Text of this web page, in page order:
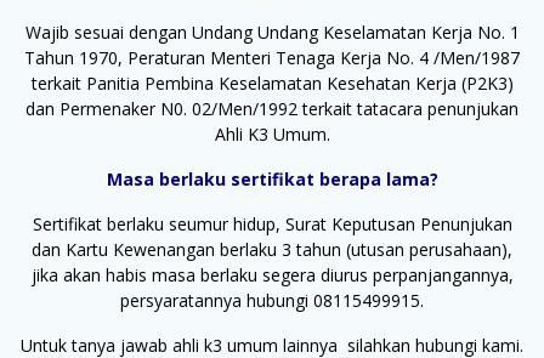
Wajib sesuai dengan Undang Undang Keselamatan Kerja No. 1
Tahun 1970, Peraturan Menteri Tenaga Kerja No. 4 /Men/1987
terkait Panitia Pembina Keselamatan Kesehatan Kerja (P2K3)
dan Permenaker N0. 02/Men/1992 terkait tatacara penunjukan
Ahli K3 Umum.
Masa berlaku sertifikat berapa lama?
Sertifikat berlaku seumur hidup, Surat Keputusan Penunjukan
dan Kartu Kewenangan berlaku 3 tahun (utusan perusahaan),
jika akan habis masa berlaku segera diurus perpanjangannya,
persyaratannya hubungi 08115499915.
Untuk tanya jawab ahli k3 umum lainnya silahkan hubungi kami.